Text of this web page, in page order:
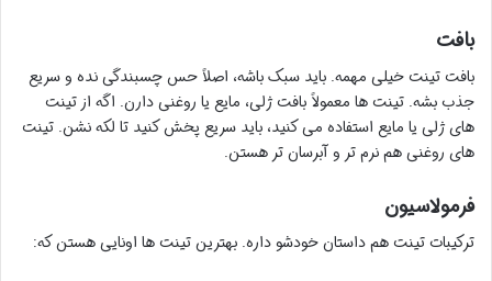
بافت
بافت تینت خیلی مهمه. باید سبک باشه، اصلاً حس چسبندگی نده و سریع
جذب بشه. تینت ها معمولاً بافت ژلی، مایع یا روغنی دارن. اگه از تینت
های ژلی یا مایع استفاده می کنید، باید سریع پخش کنید تا لکه نشن. تینت
های روغنی هم نرم تر و آبرسان تر هستن.
فرمولاسیون
ترکیبات تینت هم داستان خودشو داره. بهترین تینت ها اونایی هستن که: